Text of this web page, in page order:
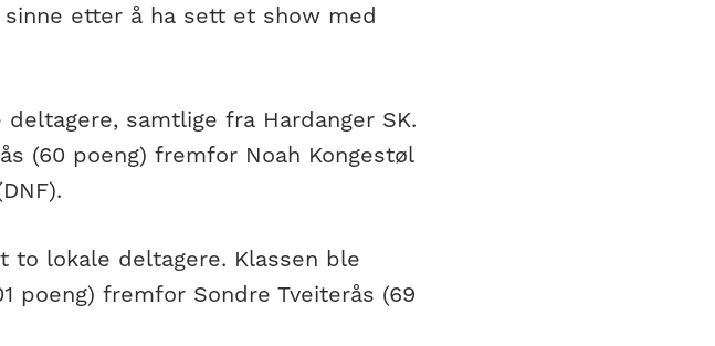
etter å ha sett et show med
samtlige fra Hardanger SK.
(60 poeng) fremfor Noah Kongestøl
to lokale deltagere. Klassen ble
poeng) fremfor Sondre Tveiterås (69